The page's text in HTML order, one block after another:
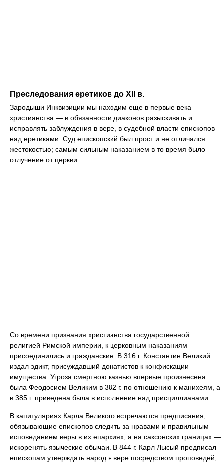
Преследования еретиков до XII в.
Зародыши Инквизиции мы находим еще в первые века
христианства — в обязанности диаконов разыскивать и
исправлять заблуждения в вере, в судебной власти епископов
над еретиками. Суд епископский был прост и не отличался
жестокостью; самым сильным наказанием в то время было
отлучение от церкви.
Со времени признания христианства государственной
религией Римской империи, к церковным наказаниям
присоединились и гражданские. В 316 г. Константин Великий
издал эдикт, присуждавший донатистов к конфискации
имущества. Угроза смертною казнью впервые произнесена
была Феодосием Великим в 382 г. по отношению к манихеям, а
в 385 г. приведена была в исполнение над присциллианами.
В капитуляриях Карла Великого встречаются предписания,
обязывающие епископов следить за нравами и правильным
исповеданием веры в их епархиях, а на саксонских границах —
искоренять языческие обычаи. В 844 г. Карл Лысый предписал
епископам утверждать народ в вере посредством проповедей,